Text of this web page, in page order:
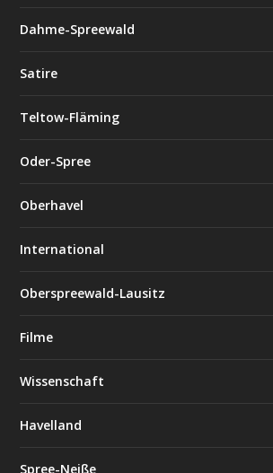
Dahme-Spreewald
Satire
Teltow-Fläming
Oder-Spree
Oberhavel
International
Oberspreewald-Lausitz
Filme
Wissenschaft
Havelland
Spree-Neiße